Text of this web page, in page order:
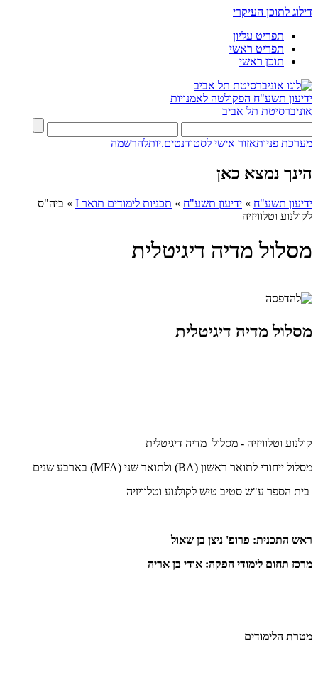
דילוג לתוכן העיקרי
תפריט עליון
תפריט ראשי
תוכן ראשי
ידיעון תשע"ח הפקולטה לאמנויות
אוניברסיטת תל אביב
מערכת פניותאזור אישי לסטודנטים.יותלהרשמה
הינך נמצא כאן
ידיעון תשע"ח » ידיעון תשע"ח » תכניות לימודים תואר I » ביה"ס
לקולנוע וטלוויזיה
מסלול מדיה דיגיטלית
מסלול מדיה דיגיטלית
קולנוע וטלוויזיה - מסלול מדיה דיגיטלית
מסלול ייחודי לתואר ראשון (BA) ולתואר שני (MFA) בארבע שנים
בית הספר ע"ש סטיב טיש לקולנוע וטלוויזיה
ראש התכנית: פרופ' ניצן בן שאול
מרכז תחום לימודי הפקה: אודי בן אריה
מטרת הלימודים